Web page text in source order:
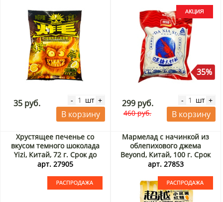
35 руб. - шт +
В корзину
35%
299 руб.
460 руб.
- шт +
В корзину
Хрустящее печенье со
вкусом темного шоколада
Yizi, Китай, 72 г. Срок до
08.09.2026. Распродажа
арт. 27905
Мармелад с начинкой из
облепихового джема
Beyond, Китай, 100 г. Срок
до 10.08.2026. Распродажа
арт. 27853